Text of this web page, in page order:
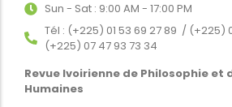
Sun - Sat : 9:00 AM - 17:00 PM
Tél : (+225) 01 53 69 27 89 / (+225)
(+225) 07 47 93 73 34
Revue Ivoirienne de Philosophie et
Humaines